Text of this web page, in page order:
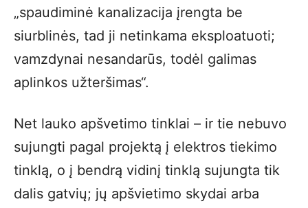
„spaudiminė kanalizacija įrengta be
siurblinės, tad ji netinkama eksploatuoti;
vamzdynai nesandarūs, todėl galimas
aplinkos užteršimas“.
Net lauko apšvetimo tinklai – ir tie nebuvo
sujungti pagal projektą į elektros tiekimo
tinklą, o į bendrą vidinį tinklą sujungta tik
dalis gatvių; jų apšvietimo skydai arba